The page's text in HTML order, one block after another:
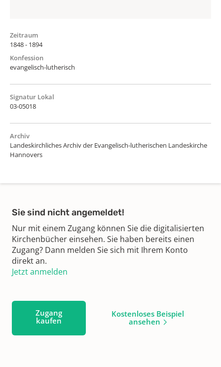
Zeitraum
1848 - 1894
Konfession
evangelisch-lutherisch
Signatur Lokal
03-05018
Archiv
Landeskirchliches Archiv der Evangelisch-lutherischen Landeskirche
Hannovers
Sie sind nicht angemeldet!
Nur mit einem Zugang können Sie die digitalisierten
Kirchenbücher einsehen. Sie haben bereits einen
Zugang? Dann melden Sie sich mit Ihrem Konto
direkt an.
Jetzt anmelden
Zugang
kaufen
Kostenloses Beispiel
ansehen